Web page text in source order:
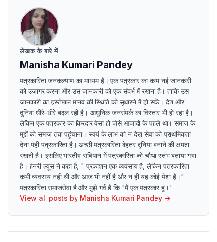
लेखक के बारे में
Manisha Kumari Pandey
पत्रकारिता जनकल्याण का माध्यम है। एक पत्रकार का काम नई जानकारी
को उजागर करना और उस जानकारी को एक संदर्भ में रखना है। ताकि उस
जानकारी का इस्तेमाल मानव की स्थिति को सुधारने में हो सकें। देश और
दुनिया धीरे–धीरे बदल रही है। आधुनिक जनसंपर्क का विस्तार भी हो रहा है।
लेकिन एक पत्रकार का किरदार वैसा ही जैसे आजादी के पहले था। समाज के
मुद्दों को समाज तक पहुंचाना। स्वयं के लाभ को न देख सेवा को प्राथमिकता
देना यही पत्रकारिता है। अच्छी पत्रकारिता बेहतर दुनिया बनाने की क्षमता
रखती है। इसलिए भारतीय संविधान में पत्रकारिता को चौथा स्तंभ बताया गया
है। हेनरी ल्यूस ने कहा है, " प्रकाशन एक व्यवसाय है, लेकिन पत्रकारिता
कभी व्यवसाय नहीं थी और आज भी नहीं है और न ही यह कोई पेशा है।"
पत्रकारिता समाजसेवा है और मुझे गर्व है कि "मैं एक पत्रकार हूं।"
View all posts by Manisha Kumari Pandey →